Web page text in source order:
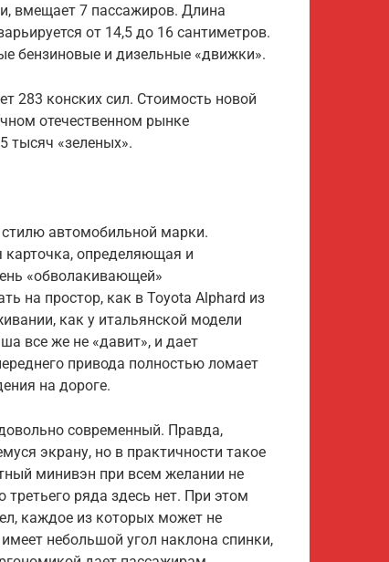
вмещает 7 пассажиров. Длина
от 14,5 до 16 сантиметров.
бензиновые и дизельные «движки».
283 конских сил. Стоимость новой
отечественном рынке
тысяч «зеленых».
стилю автомобильной марки.
карточка, определяющая и
«обволакивающей»
на простор, как в Toyota Alphard из
как у итальянской модели
все же не «давит», и дает
привода полностью ломает
на дороге.
современный. Правда,
экрану, но в практичности такое
минивэн при всем желании не
ряда здесь нет. При этом
каждое из которых может не
небольшой угол наклона спинки,